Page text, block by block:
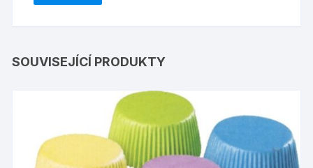
SOUVISEJÍCÍ PRODUKTY